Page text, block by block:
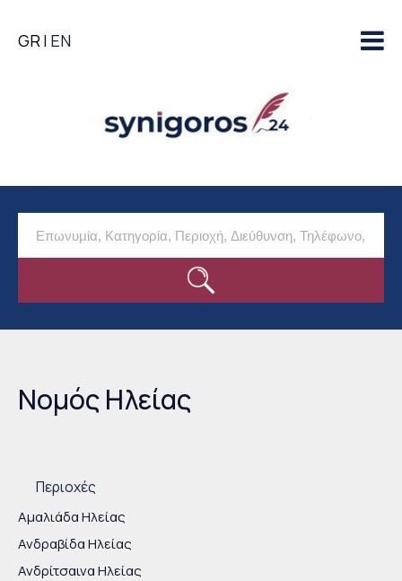
GR EN
Νομός Ηλείας
Είστε εδώ
Περιοχές
Αμαλιάδα Ηλείας
Ανδραβίδα Ηλείας
Ανδρίτσαινα Ηλείας